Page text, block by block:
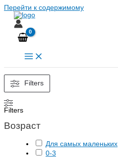
Перейти к содержимому
Filters
Filters
Возраст
Для самых маленьких
0-3